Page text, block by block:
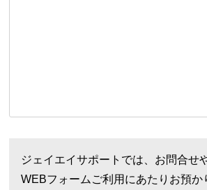
ジェイエイサポートでは、お問合せ
WEBフォームご利用にあたりお預か